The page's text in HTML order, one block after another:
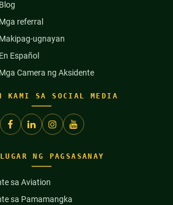
Blog
Mga referral
Makipag-ugnayan
En Español
Mga Camera ng Aksidente
KAMI SA SOCIAL MEDIA
NG PAGSASANAY
sa Aviation
sa Pamamangka